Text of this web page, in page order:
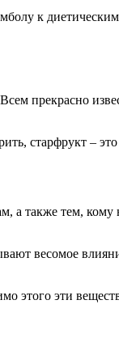
к
прекрасно
старфрукт –
а также тем, кому
весомое
этого эти